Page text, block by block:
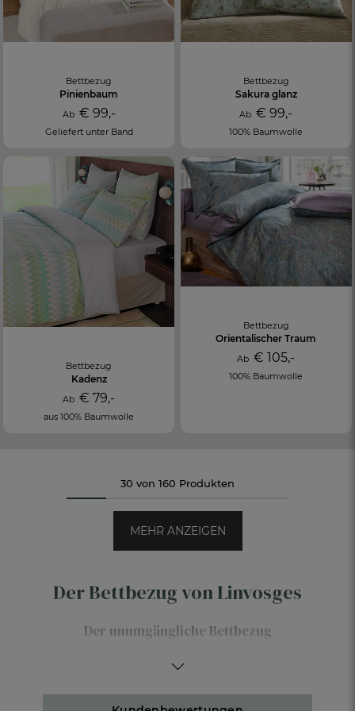
Bettbezug
Pinienbaum
Ab € 99,-
Geliefert unter Band
Bettbezug
Sakura glanz
Ab€ 99,-
100% Baumwolle
Bettbezug
Kadenz
Ab€ 79,-
aus 100% Baumwolle
Bettbezug
Orientalischer Traum
Ab€ 105,-
100% Baumwolle
30 von 160 Produkten
MEHR ANZEIGEN
Der Bettbezug von Linvosges
Der unumgängliche Bettbezug
Bettbezug ein zentrales Element des Schlafzimmers. Was gibt es
Bettwäsche-Setzu kuscheln? Egal, ob Sie es schlicht oder
farbenfroh mögen, das Schlafzimmer ist ein Raum, in dem Sie